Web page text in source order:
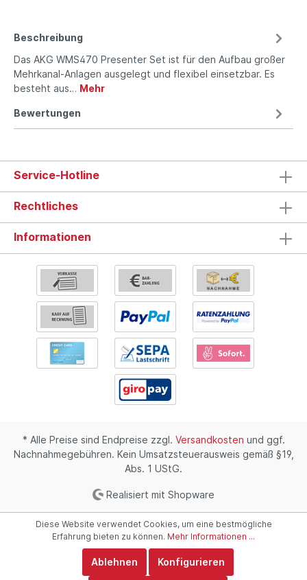
Beschreibung
Das AKG WMS470 Presenter Set ist für den Aufbau großer
Mehr­kanal-Anlagen ausgelegt und flexibel einsetzbar. Es
besteht aus… Mehr
Bewertungen
Service-Hotline
Rechtliches
Informationen
* Alle Preise sind Endpreise zzgl. Versandkosten und ggf.
Nachnahmegebühren. Kein Umsatzsteuerausweis gemäß §19,
Abs. 1 UStG.
Realisiert mit Shopware
Diese Website verwendet Cookies, um eine bestmögliche
Erfahrung bieten zu können. Mehr Informationen ...
Ablehnen Konfigurieren